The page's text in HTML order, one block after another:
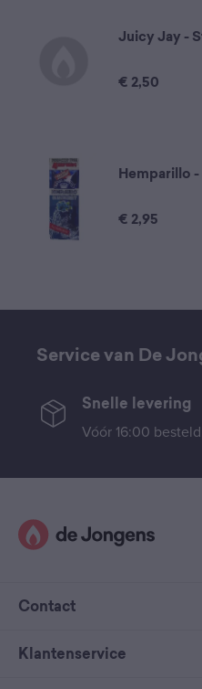
Juicy Jay -
€ 2,50
Hemparillo
€ 2,95
Service van De
Snelle levering
Vóór 16:00
Contact
Klantenservice